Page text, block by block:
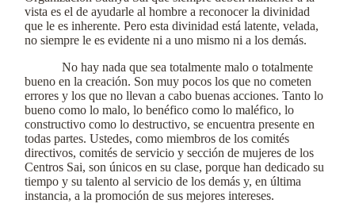
vista es el de ayudarle al hombre a reconocer la divinidad
que le es inherente. Pero esta divinidad está latente, velada,
no siempre le es evidente ni a uno mismo ni a los demás.
No hay nada que sea totalmente malo o totalmente
bueno en la creación. Son muy pocos los que no cometen
errores y los que no llevan a cabo buenas acciones. Tanto lo
bueno como lo malo, lo benéfico como lo maléfico, lo
constructivo como lo destructivo, se encuentra presente en
todas partes. Ustedes, como miembros de los comités
directivos, comités de servicio y sección de mujeres de los
Centros Sai, son únicos en su clase, porque han dedicado su
tiempo y su talento al servicio de los demás y, en última
instancia, a la promoción de sus mejores intereses.